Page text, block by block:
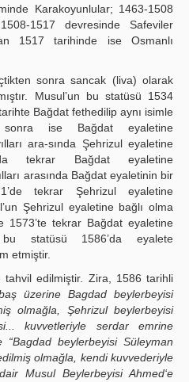
Karakoyunlular; 1463-1508
1517 devresinde Safeviler
1517 tarihinde ise Osmanlı
sonra sancak (liva) olarak
Musul’un bu statüsü 1534
Bağdat fethedilip aynı isimle
ise Bağdat eyaletine
ara-sında Şehrizul eyaletine
tekrar Bağdat eyaletine
arasında Bağdat eyaletinin bir
tekrar Şehrizul eyaletine
Şehrizul eyaletine bağlı olma
1573’te tekrar Bağdat eyaletine
statüsü 1586’da eyalete
etmiştir.
edilmiştir. Zira, 1586 tarihli
üzerine Bagdad beylerbeyisi
olmağla, Şehrizul beylerbeyisi
kuvvetleriyle serdar emrine
“Bagdad beylerbeyisi Süleyman
olmağla, kendi kuvvederiyle
Musul Beylerbeyisi Ahmed‘e